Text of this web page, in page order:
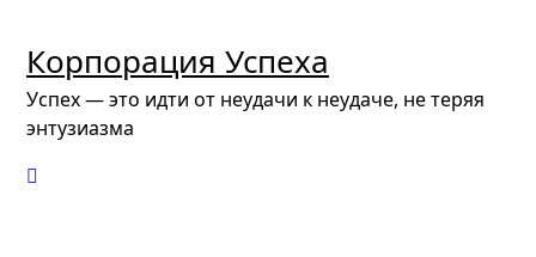
содержимому
Корпорация Успеха
Успех — это идти от неудачи к неудаче, не теряя
энтузиазма